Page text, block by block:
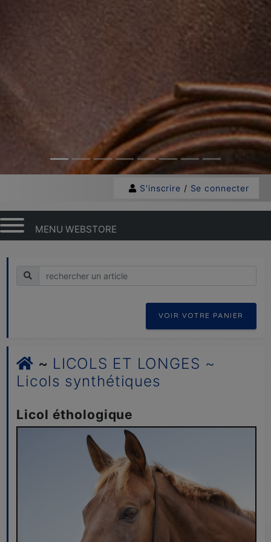
S'inscrire / Se connecter
MENU WEBSTORE
Recherche
VOIR VOTRE PANIER
~ LICOLS ET LONGES ~
Licols synthétiques
Licol éthologique